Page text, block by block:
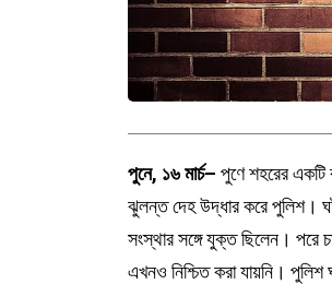
পুনে, ১৬ মার্চ– পুণে শহরের একটি
ঝুলন্ত দেহ উদ্ধার করে পুলিশ।
সংস্থার সঙ্গে যুক্ত ছিলেন। পরে
এখনও নিশ্চিত করা যায়নি। পুলিশ